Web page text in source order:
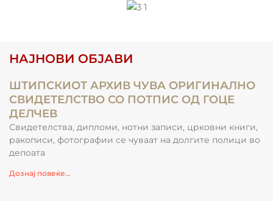
НАЈНОВИ ОБЈАВИ
ШТИПСКИОТ АРХИВ ЧУВА ОРИГИНАЛНО
СВИДЕТЕЛСТВО СО ПОТПИС ОД ГОЦЕ
ДЕЛЧЕВ
Свидетелства, дипломи, нотни записи, црковни книги,
ракописи, фотографии се чуваат на долгите полици во
депоата
Дознај повеќе...